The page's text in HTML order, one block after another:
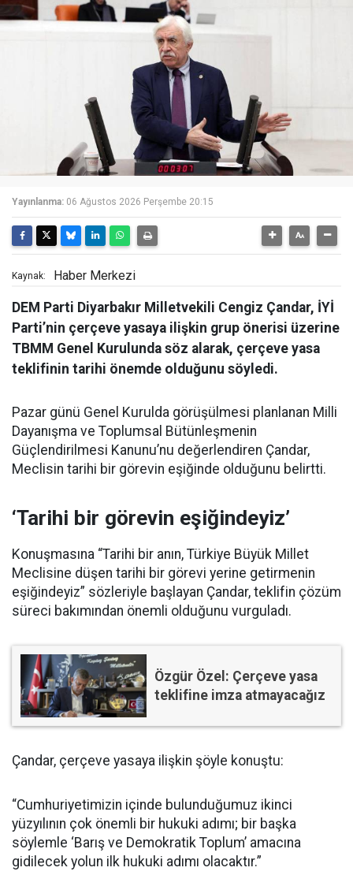
Yayınlanma: 06 Ağustos 2026 Perşembe 20:15
Kaynak: Haber Merkezi
DEM Parti Diyarbakır Milletvekili Cengiz Çandar, İYİ
Parti’nin çerçeve yasaya ilişkin grup önerisi üzerine
TBMM Genel Kurulunda söz alarak, çerçeve yasa
teklifinin tarihi önemde olduğunu söyledi.
Pazar günü Genel Kurulda görüşülmesi planlanan Milli
Dayanışma ve Toplumsal Bütünleşmenin
Güçlendirilmesi Kanunu’nu değerlendiren Çandar,
Meclisin tarihi bir görevin eşiğinde olduğunu belirtti.
‘Tarihi bir görevin eşiğindeyiz’
Konuşmasına “Tarihi bir anın, Türkiye Büyük Millet
Meclisine düşen tarihi bir görevi yerine getirmenin
eşiğindeyiz” sözleriyle başlayan Çandar, teklifin çözüm
süreci bakımından önemli olduğunu vurguladı.
Özgür Özel: Çerçeve yasa
teklifine imza atmayacağız
Çandar, çerçeve yasaya ilişkin şöyle konuştu:
“Cumhuriyetimizin içinde bulunduğumuz ikinci
yüzyılının çok önemli bir hukuki adımı; bir başka
söylemle ‘Barış ve Demokratik Toplum’ amacına
gidilecek yolun ilk hukuki adımı olacaktır.”